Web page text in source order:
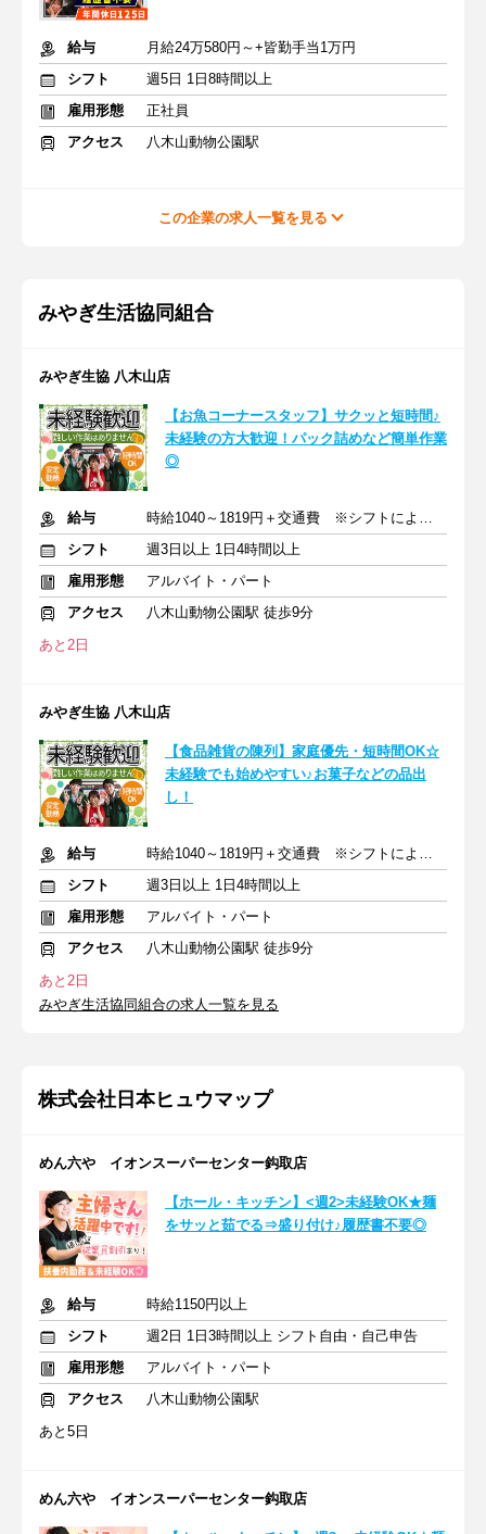
給与
月給24万580円～+皆勤手当1万円
シフト
週5日 1日8時間以上
雇用形態
正社員
アクセス
八木山動物公園駅
この企業の求人一覧を見る
みやぎ生活協同組合
みやぎ生協 八木山店
【お魚コーナースタッフ】サクッと短時間♪
未経験の方大歓迎！パック詰めなど簡単作業
◎
給与
時給1040～1819円＋交通費 ※シフトにより時給変動あり
シフト
週3日以上 1日4時間以上
雇用形態
アルバイト・パート
アクセス
八木山動物公園駅 徒歩9分
あと2日
みやぎ生協 八木山店
【食品雑貨の陳列】家庭優先・短時間OK☆
未経験でも始めやすい♪お菓子などの品出
し！
給与
時給1040～1819円＋交通費 ※シフトにより時給変動あり
シフト
週3日以上 1日4時間以上
雇用形態
アルバイト・パート
アクセス
八木山動物公園駅 徒歩9分
あと2日
みやぎ生活協同組合の求人一覧を見る
株式会社日本ヒュウマップ
めん六や イオンスーパーセンター鈎取店
【ホール・キッチン】<週2>未経験OK★麺
をサッと茹でる⇒盛り付け♪履歴書不要◎
給与
時給1150円以上
シフト
週2日 1日3時間以上 シフト自由・自己申告
雇用形態
アルバイト・パート
アクセス
八木山動物公園駅
あと5日
めん六や イオンスーパーセンター鈎取店